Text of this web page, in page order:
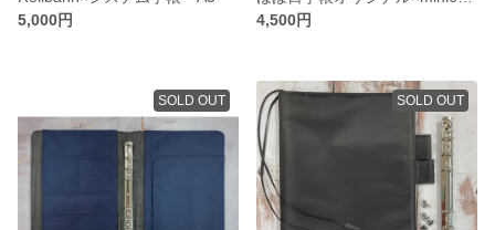
5,000円
4,500円
SOLD OUT SOLD OUT